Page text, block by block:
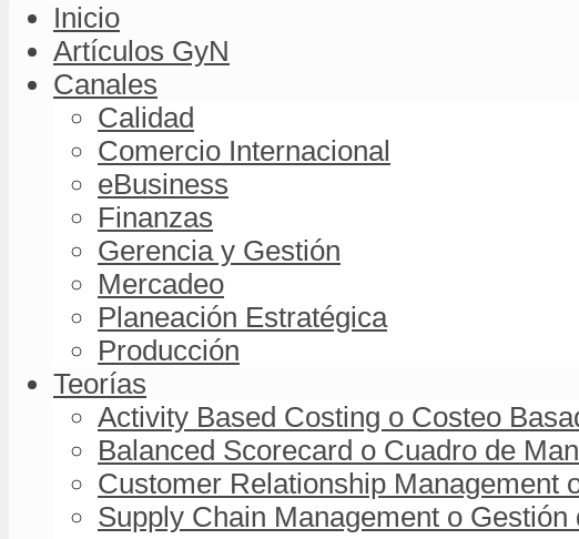
Inicio
Artículos GyN
Canales
Calidad
Comercio Internacional
eBusiness
Finanzas
Gerencia y Gestión
Mercadeo
Planeación Estratégica
Producción
Teorías
Activity Based Costing o Costeo
Balanced Scorecard o Cuadro de
Customer Relationship Management
Supply Chain Management o